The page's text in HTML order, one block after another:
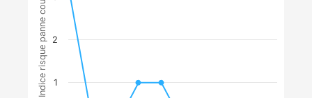
Indice risque panne courant 1
2